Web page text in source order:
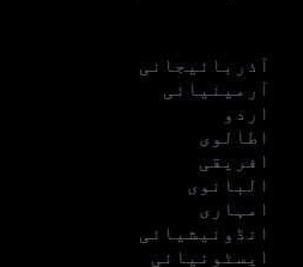
آذربائیجانی
آرمینیائی
اردو
اطالوی
افریقی
البانوی
امہاری
انڈونیشیائی
ایسٹونیائی